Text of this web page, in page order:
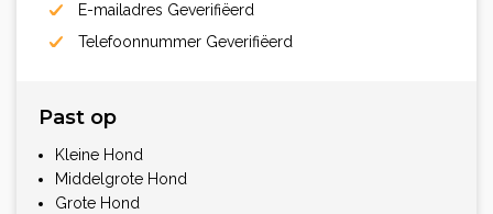
E-mailadres Geverifiëerd
Telefoonnummer Geverifiëerd
Past op
Kleine Hond
Middelgrote Hond
Grote Hond